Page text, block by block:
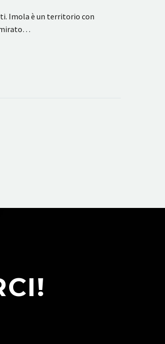
Imola è un territorio con
mirato…